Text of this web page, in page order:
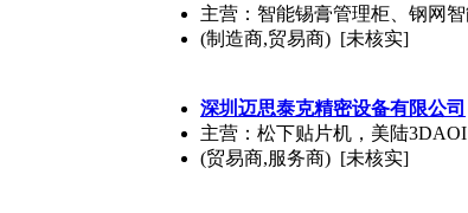
主营：智能锡膏管理柜、钢网
(制造商,贸易商) [未核实]
深圳迈思泰克精密设备有限公司
主营：松下贴片机，美陆
(贸易商,服务商) [未核实]